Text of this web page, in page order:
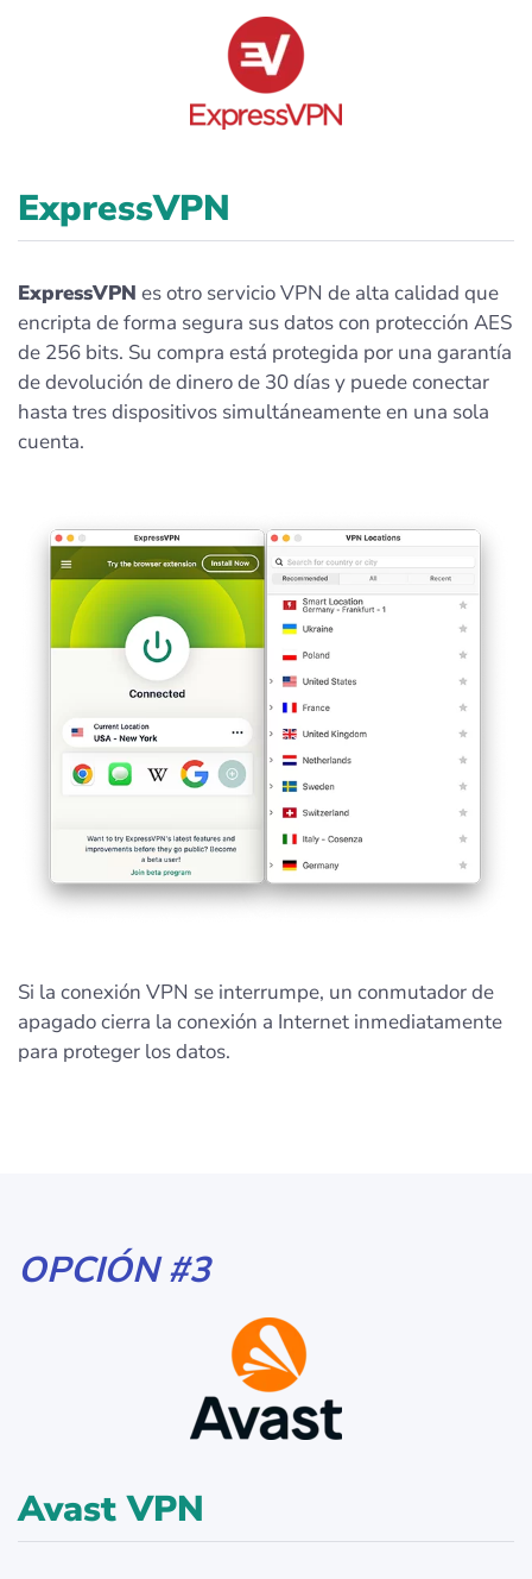
ExpressVPN
ExpressVPN es otro servicio VPN de alta calidad que
encripta de forma segura sus datos con protección AES
de 256 bits. Su compra está protegida por una garantía
de devolución de dinero de 30 días y puede conectar
hasta tres dispositivos simultáneamente en una sola
cuenta.
Si la conexión VPN se interrumpe, un conmutador de
apagado cierra la conexión a Internet inmediatamente
para proteger los datos.
OPCIÓN #3
Avast VPN